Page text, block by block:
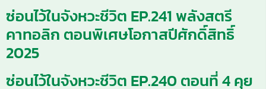
ซ่อนไว้ในจังหวะชีวิต EP.241 พลังสตรี
คาทอลิก ตอนพิเศษโอกาสปีศักดิ์สิทธิ์
2025
ซ่อนไว้ในจังหวะชีวิต EP.240 ตอนที่ 4 คุย